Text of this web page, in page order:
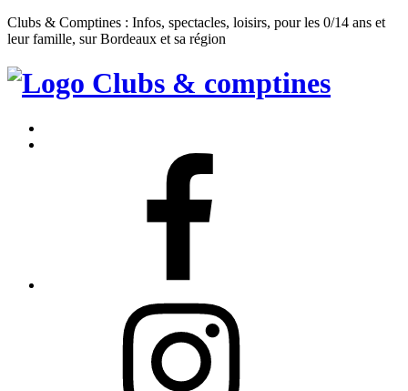
Clubs & Comptines : Infos, spectacles, loisirs, pour les 0/14 ans et
leur famille, sur Bordeaux et sa région
Clubs
Comptines